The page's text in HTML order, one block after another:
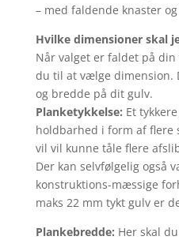
– med faldende knaster
Hvilke dimensioner skal
Når valget er faldet på
du til at vælge dimension.
og bredde på dit gulv.
Planketykkelse: Et
holdbarhed i form af flere
vil vil kunne tåle flere
Der kan selvfølgelig også
konstruktions-mæssige
maks 22 mm tykt gulv er
Plankebredde: Her skal